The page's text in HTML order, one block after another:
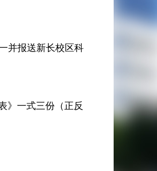
并报送新长校区科
》一式三份（正反